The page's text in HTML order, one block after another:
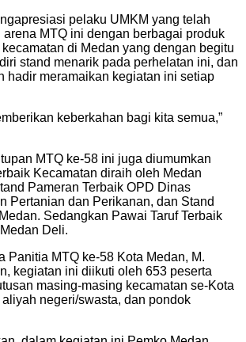
pelaku UMKM yang telah
arena MTQ ini dengan berbagai produk
di Medan yang dengan begitu
stand menarik pada perhelatan ini, dan
hadir meramaikan kegiatan ini setiap
keberkahan bagi kita semua,”
MTQ ke-58 ini juga diumumkan
Kecamatan diraih oleh Medan
Pameran Terbaik OPD Dinas
Pertanian dan Perikanan, dan Stand
Sedangkan Pawai Taruf Terbaik
Deli.
Panitia MTQ ke-58 Kota Medan, M.
kegiatan ini diikuti oleh 653 peserta
masing-masing kecamatan se-Kota
negeri/swasta, dan pondok